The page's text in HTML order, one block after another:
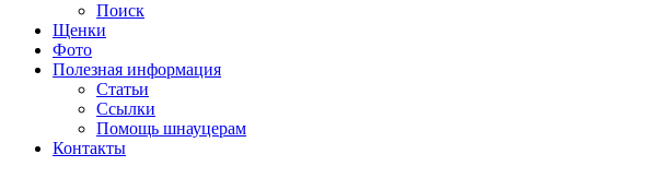
Поиск
Щенки
Фото
Полезная информация
Статьи
Ссылки
Помощь шнауцерам
Контакты